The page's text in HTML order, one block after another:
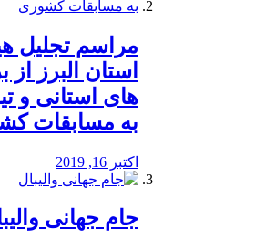
مراسم تجلیل
استان البرز
های استانی و
به مسابقات
اکتبر 16, 2019
جام جهانی